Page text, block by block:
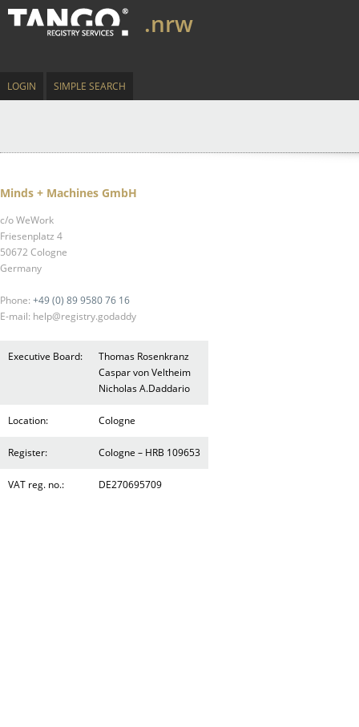
.nrw
LOGIN SIMPLE SEARCH
Minds + Machines GmbH
c/o WeWork
Friesenplatz 4
50672 Cologne
Germany
Phone: +49 (0) 89 9580 76 16
E-mail: help@registry.godaddy
Executive Board:
Thomas Rosenkranz
Caspar von Veltheim
Nicholas A.Daddario
Location: Cologne
Register: Cologne – HRB 109653
VAT reg. no.: DE270695709